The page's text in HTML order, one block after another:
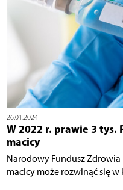
26.01.2024
W 2022 r. prawie 3 tys.
macicy
Narodowy Fundusz
macicy może rozwinąć się w